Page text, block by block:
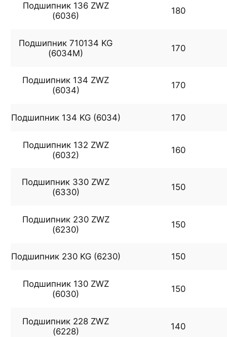
Подшипник 136 ZWZ
(6036)
180
Подшипник 710134 KG
(6034M)
170
Подшипник 134 ZWZ
(6034)
170
Подшипник 134 KG (6034) 170
Подшипник 132 ZWZ
(6032)
160
Подшипник 330 ZWZ
(6330)
150
Подшипник 230 ZWZ
(6230)
150
Подшипник 230 KG (6230) 150
Подшипник 130 ZWZ
(6030)
150
Подшипник 228 ZWZ
(6228)
140